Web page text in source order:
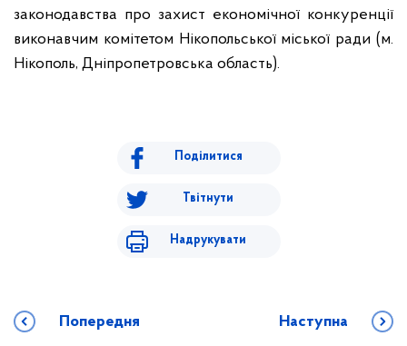
законодавства про захист економічної конкуренції
виконавчим комітетом Нікопольської міської ради (м.
Нікополь, Дніпропетровська область).
Поділитися
Твітнути
Надрукувати
Попередня Наступна